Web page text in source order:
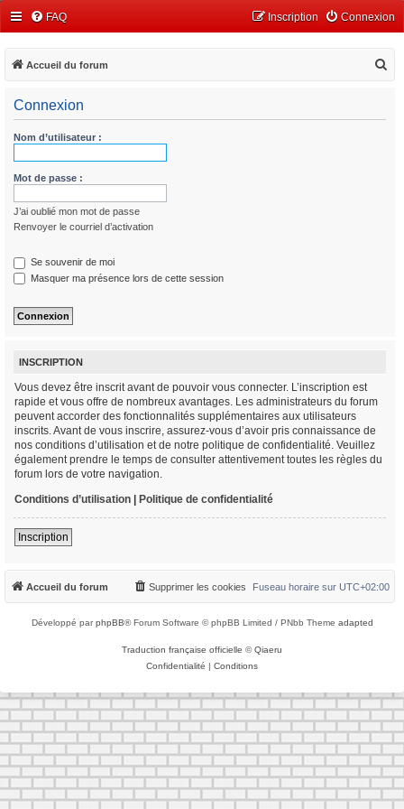
FAQ Connexion
Inscription
Accueil du forum
Connexion
Nom d’utilisateur :
Mot de passe :
J’ai oublié mon mot de passe
Renvoyer le courriel d’activation
Se souvenir de moi
Masquer ma présence lors de cette session
INSCRIPTION
Vous devez être inscrit avant de pouvoir vous connecter. L’inscription est
rapide et vous offre de nombreux avantages. Les administrateurs du forum
peuvent accorder des fonctionnalités supplémentaires aux utilisateurs
inscrits. Avant de vous inscrire, assurez-vous d’avoir pris connaissance de
nos conditions d’utilisation et de notre politique de confidentialité. Veuillez
également prendre le temps de consulter attentivement toutes les règles du
forum lors de votre navigation.
Conditions d’utilisation | Politique de confidentialité
Inscription
Accueil du forum Fuseau horaire sur UTC+02:00
Supprimer les cookies
Développé parphpBB® Forum Software © phpBB Limited / PNbb Theme adapted
Traduction française officielle ©Qiaeru
Confidentialité | Conditions